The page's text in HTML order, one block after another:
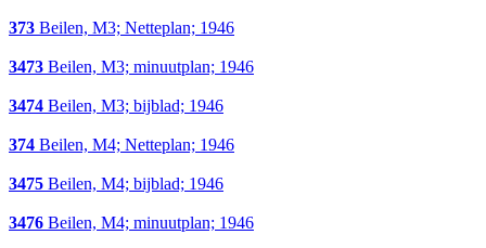
373 Beilen, M3; Netteplan; 1946
3473 Beilen, M3; minuutplan; 1946
3474 Beilen, M3; bijblad; 1946
374 Beilen, M4; Netteplan; 1946
3475 Beilen, M4; bijblad; 1946
3476 Beilen, M4; minuutplan; 1946